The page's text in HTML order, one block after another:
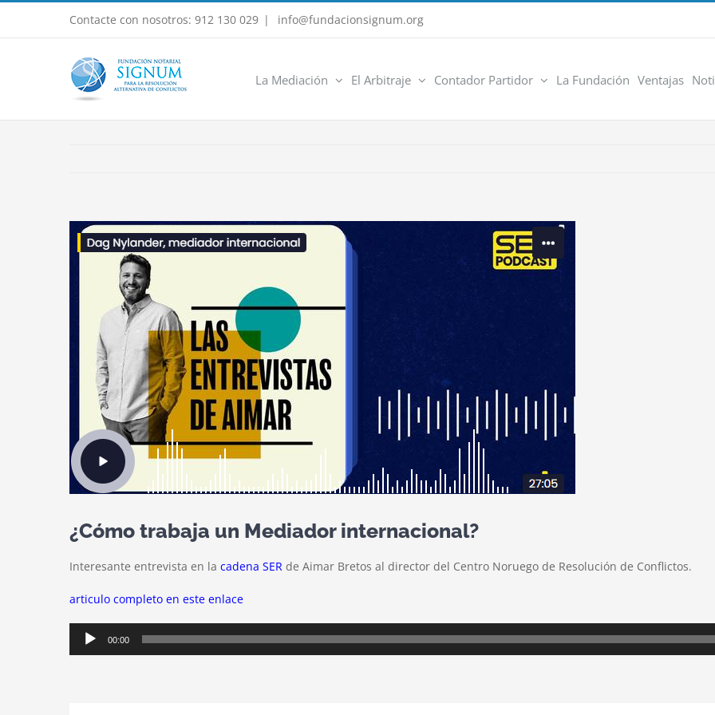
Saltar
contenido
Contacte con nosotros: 912 130 029 | info@fundacionsignum.org
La Mediación El Arbitraje Contador Partidor La Fundación Ventajas
Ver
imagen
¿Cómo trabaja un Mediador internacional?
Interesante entrevista en la cadena SER de Aimar Bretos al director del Centro Noruego de Resolución de Conflictos.
articulo completo en este enlace
Reproductor
00:00